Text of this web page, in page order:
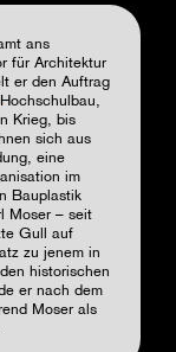
ans
für Architektur
er den Auftrag
Hochschulbau,
Krieg, bis
sich aus
eine
im
Bauplastik
Moser – seit
Gull auf
zu jenem in
historischen
er nach dem
Moser als